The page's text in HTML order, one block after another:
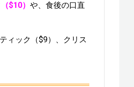
$10） や、食後の口直
ィック（$9）、クリス